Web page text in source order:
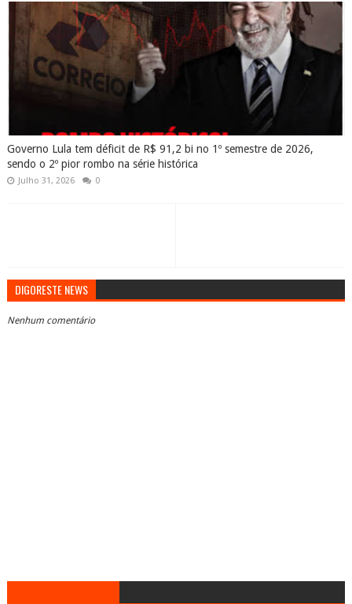
Governo Lula tem déficit de R$ 91,2 bi no 1º semestre de 2026,
sendo o 2º pior rombo na série histórica
Julho 31, 2026 0
DIGORESTE NEWS
Nenhum comentário